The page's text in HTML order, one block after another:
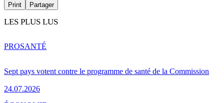
Print Partager
LES PLUS LUS
Sept pays votent contre le programme de santé de la Commission
24.07.2026
PROSANTÉ